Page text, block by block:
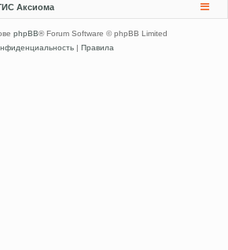
Аксиома
phpBB® Forum Software © phpBB Limited
| Правила